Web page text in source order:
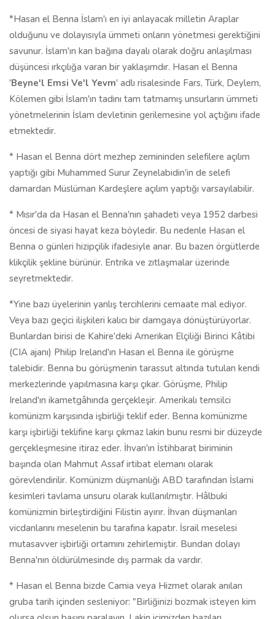
*Hasan el Benna İslam'ı en iyi anlayacak milletin Araplar
olduğunu ve dolayısıyla ümmeti onların yönetmesi gerektiğini
savunur. İslam'ın kan bağına dayalı olarak doğru anlaşılması
düşüncesi ırkçılığa varan bir yaklaşımdır. Hasan el Benna
'Beyne'l Emsi Ve'l Yevm' adlı risalesinde Fars, Türk, Deylem,
Kölemen gibi İslam'ın tadını tam tatmamış unsurların ümmeti
yönetmelerinin İslam devletinin gerilemesine yol açtığını ifade
etmektedir.
* Hasan el Benna dört mezhep zemininden selefilere açılım
yaptığı gibi Muhammed Surur Zeynelabidin'in de selefi
damardan Müslüman Kardeşlere açılım yaptığı varsayılabilir.
* Mısır'da da Hasan el Benna'nın şahadeti veya 1952 darbesi
öncesi de siyasi hayat keza böyledir. Bu nedenle Hasan el
Benna o günleri hizipçilik ifadesiyle anar. Bu bazen örgütlerde
klikçilik şekline bürünür. Entrika ve zıtlaşmalar üzerinde
seyretmektedir.
*Yine bazı üyelerinin yanlış tercihlerini cemaate mal ediyor.
Veya bazı geçici ilişkileri kalıcı bir damgaya dönüştürüyorlar.
Bunlardan birisi de Kahire'deki Amerikan Elçiliği Birinci Kâtibi
(CIA ajanı) Philip Ireland'ın Hasan el Benna ile görüşme
talebidir. Benna bu görüşmenin tarassut altında tutulan kendi
merkezlerinde yapılmasına karşı çıkar. Görüşme, Philip
Ireland'ın ikametgâhında gerçekleşir. Amerikalı temsilci
komünizm karşısında işbirliği teklif eder. Benna komünizme
karşı işbirliği teklifine karşı çıkmaz lakin bunu resmi bir düzeyde
gerçekleşmesine itiraz eder. İhvan'ın İstihbarat biriminin
başında olan Mahmut Assaf irtibat elemanı olarak
görevlendirilir. Komünizm düşmanlığı ABD tarafından İslami
kesimleri tavlama unsuru olarak kullanılmıştır. Hâlbuki
komünizmin birleştirdiğini Filistin ayırır. İhvan düşmanları
vicdanlarını meselenin bu tarafına kapatır. İsrail meselesi
mutasavver işbirliği ortamını zehirlemiştir. Bundan dolayı
Benna'nın öldürülmesinde dış parmak da vardır.
* Hasan el Benna bizde Camia veya Hizmet olarak anılan
gruba tarih içinden sesleniyor: "Birliğinizi bozmak isteyen kim